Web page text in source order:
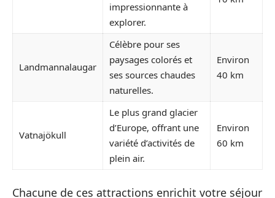
impressionnante à
explorer.
Landmannalaugar
Célèbre pour ses
paysages colorés et
ses sources chaudes
naturelles.
Environ
40 km
Vatnajökull
Le plus grand glacier
d’Europe, offrant une
variété d’activités de
plein air.
Environ
60 km
Chacune de ces attractions enrichit votre séjour